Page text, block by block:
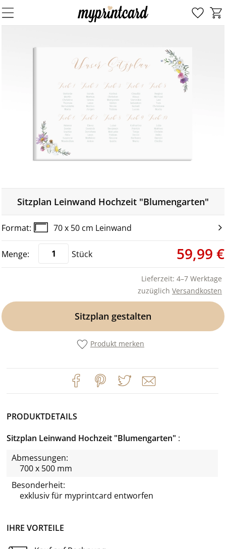
Sitzplan Leinwand Hochzeit "Blumengarten"
70 x 50 cm Leinwand
Stück 59,99 €
Lieferzeit: 4–7 Werktage
zuzüglich Versandkosten
Sitzplan gestalten
Produkt merken
IHRE VORTEILE
PRODUKTDETAILS
Sitzplan Leinwand Hochzeit "Blumengarten"
Abmessungen:
700 x 500 mm
Besonderheit:
exklusiv für myprintcard entworfen